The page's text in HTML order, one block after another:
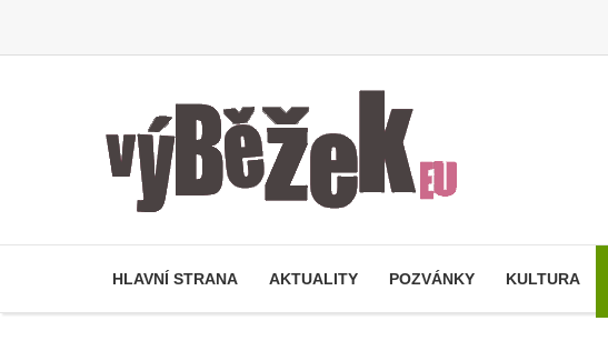
HLAVNÍ STRANA AKTUALITY POZVÁNKY KULTURA